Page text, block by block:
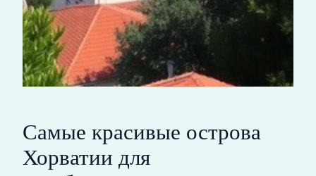
Самые красивые острова
Хорватии для